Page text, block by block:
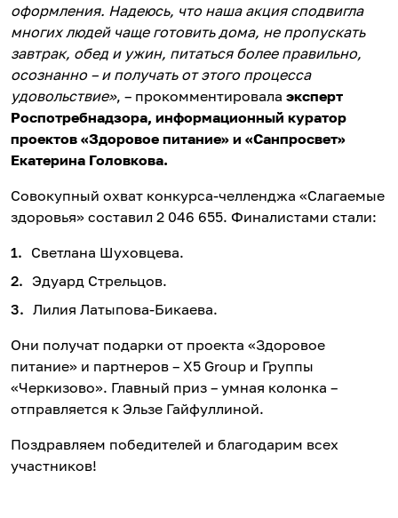
оформления. Надеюсь, что наша акция сподвигла
многих людей чаще готовить дома, не пропускать
завтрак, обед и ужин, питаться более правильно,
осознанно – и получать от этого процесса
удовольствие», – прокомментировала эксперт
Роспотребнадзора, информационный куратор
проектов «Здоровое питание» и «Санпросвет»
Екатерина Головкова.
Совокупный охват конкурса-челленджа «Слагаемые
здоровья» составил 2 046 655. Финалистами стали:
Светлана Шуховцева.
Эдуард Стрельцов.
Лилия Латыпова-Бикаева.
Они получат подарки от проекта «Здоровое
питание» и партнеров – X5 Group и Группы
«Черкизово». Главный приз – умная колонка –
отправляется к Эльзе Гайфуллиной.
Поздравляем победителей и благодарим всех
участников!